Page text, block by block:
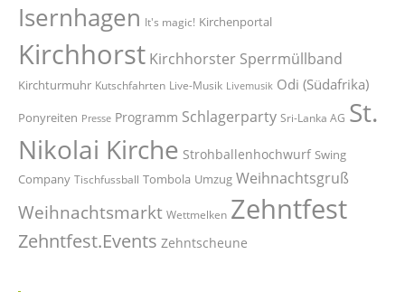
Isernhagen It's magic! Kirchenportal
Kirchhorst Kirchhorster Sperrmüllband
Kirchturmuhr Kutschfahrten Live-Musik Livemusik Odi (Südafrika)
Ponyreiten Presse Programm Schlagerparty Sri-Lanka AG St.
Nikolai Kirche Strohballenhochwurf Swing
Company Tischfussball Tombola Umzug Weihnachtsgruß
Weihnachtsmarkt Wettmelken Zehntfest
Zehntfest.Events Zehntscheune